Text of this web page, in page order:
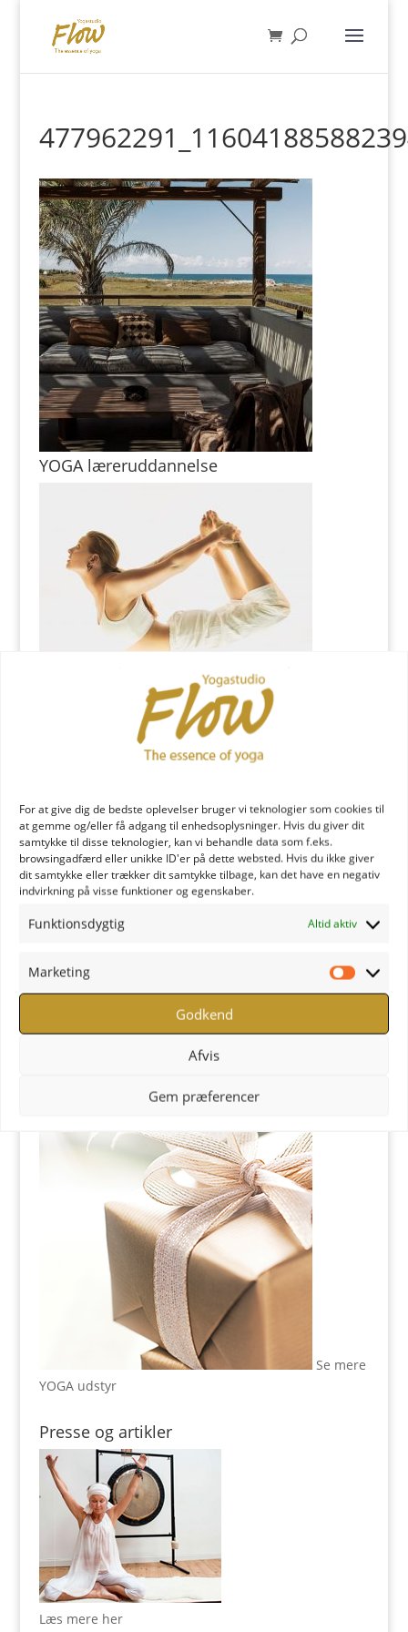
For at give dig de bedste oplevelser bruger vi teknologier som cookies til
at gemme og/eller få adgang til enhedsoplysninger. Hvis du giver dit
samtykke til disse teknologier, kan vi behandle data som f.eks.
browsingadfærd eller unikke ID'er på dette websted. Hvis du ikke giver
dit samtykke eller trækker dit samtykke tilbage, kan det have en negativ
indvirkning på visse funktioner og egenskaber.
Funktionsdygtig Altid aktiv
Marketing
Godkend
Afvis
Gem præferencer
YOGA læreruddannelse
YOGA uddannelse - læs mere
YOGA Retreats
YOGA Retreats - Læs mere
Se mere
YOGA udstyr
Presse og artikler
Læs mere her